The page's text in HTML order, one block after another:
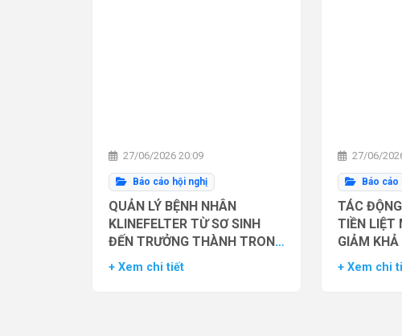
27/06/2026 20:09
Báo cáo hội nghị
QUẢN LÝ BỆNH NHÂN
KLINEFELTER TỪ SƠ SINH
ĐẾN TRƯỞNG THÀNH TRONG
THỰC HÀNH HỖ TRỢ SINH
+ Xem chi tiết
27/06/
Báo cáo
TÁC
TIỀN LIỆT
GIẢM KHẢ
NAM GIỚI
+ Xem chi